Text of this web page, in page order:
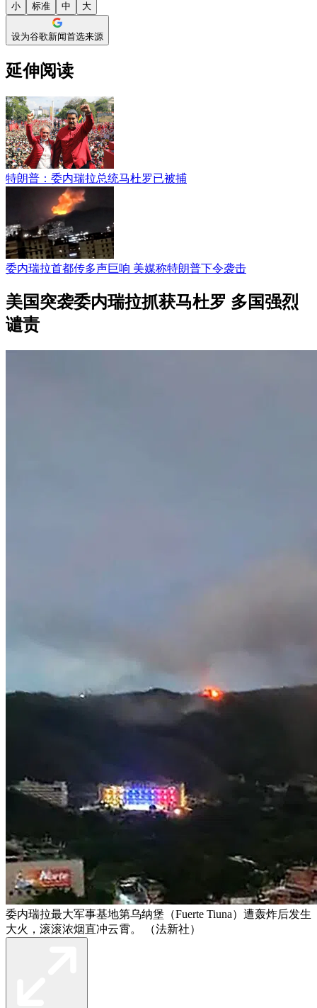
小 标准 中 大
设为谷歌新闻首选来源
延伸阅读
特朗普：委内瑞拉总统马杜罗已被捕
委内瑞拉首都传多声巨响 美媒称特朗普下令袭击
美国突袭委内瑞拉抓获马杜罗 多国强烈
谴责
委内瑞拉最大军事基地第乌纳堡（Fuerte Tiuna）遭轰炸后发生
大火，滚滚浓烟直冲云霄。 （法新社）